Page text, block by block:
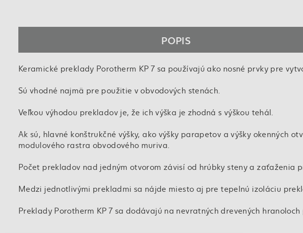
POPIS
Keramické preklady Porotherm KP 7 sa používajú ako nosné prvky pre
Sú vhodné najmä pre použitie v obvodových stenách.
Veľkou výhodou prekladov je, že ich výška je zhodná s výškou tehál.
Ak sú, hlavné konštrukčné výšky, ako výšky parapetov a výšky okenných
modulového rastra obvodového muriva.
Počet prekladov nad jedným otvorom závisí od hrúbky steny a zaťaženia
Medzi jednotlivými prekladmi sa nájde miesto aj pre tepelnú izoláciu
Preklady Porotherm KP 7 sa dodávajú na nevratných drevených